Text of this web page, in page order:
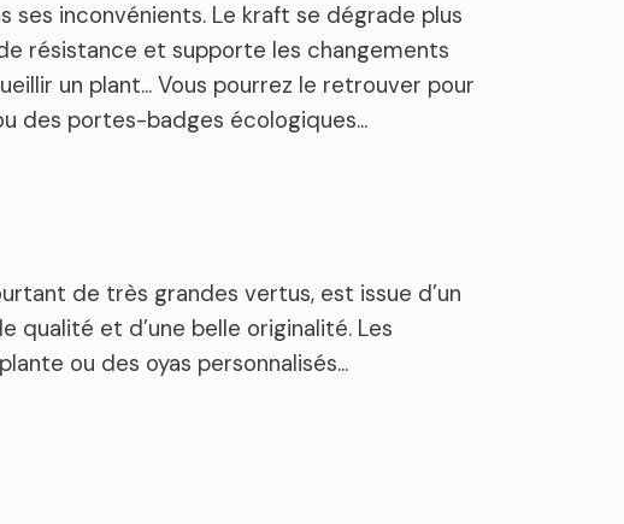
inconvénients. Le kraft se dégrade plus
résistance et supporte les changements
un plant… Vous pourrez le retrouver pour
des portes-badges écologiques…
de très grandes vertus, est issue d’un
et d’une belle originalité. Les
ou des oyas personnalisés…